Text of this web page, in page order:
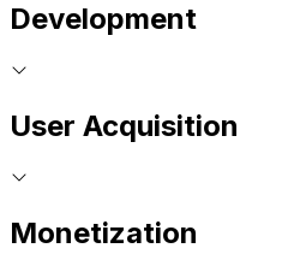
Development
User Acquisition
Monetization